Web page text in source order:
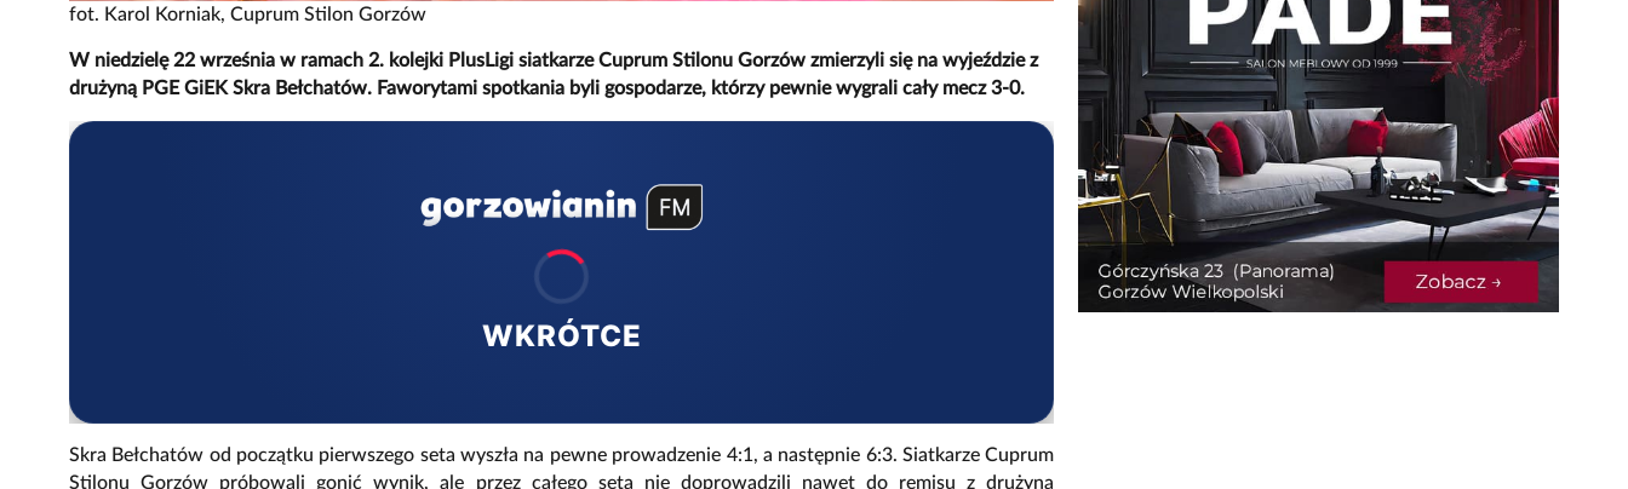
fot. Karol Korniak, Cuprum Stilon Gorzów
W niedzielę 22 września w ramach 2. kolejki PlusLigi siatkarze Cuprum Stilonu Gorzów zmierzyli się na wyjeździe z
drużyną PGE GiEK Skra Bełchatów. Faworytami spotkania byli gospodarze, którzy pewnie wygrali cały mecz 3-0.
WKRÓTCE
Skra Bełchatów od początku pierwszego seta wyszła na pewne prowadzenie 4:1, a następnie 6:3. Siatkarze Cuprum
Stilonu Gorzów próbowali gonić wynik, ale przez całego seta nie doprowadzili nawet do remisu z drużyną